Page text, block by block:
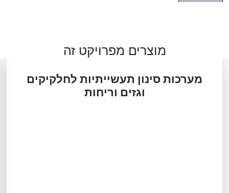
מוצרים מפרויקט זה
מערכות סינון תעשייתיות לחלקיקים
וגזים וריחות